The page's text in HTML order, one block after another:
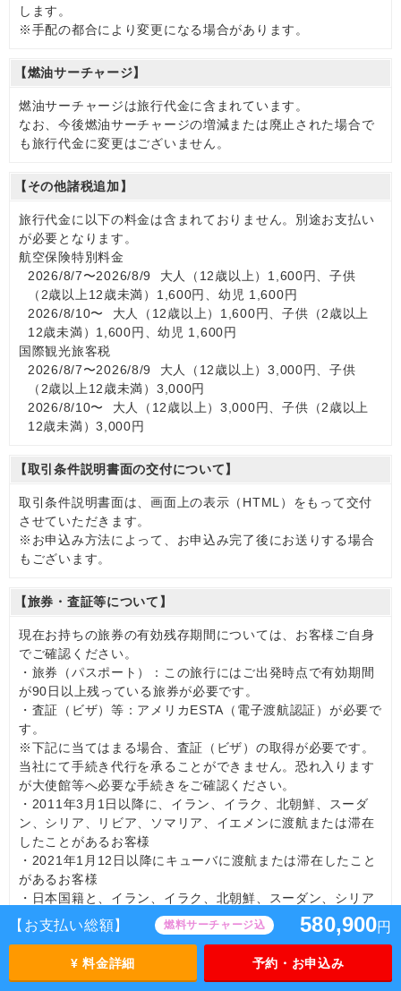
【お支払い総額】 燃料サーチャージ込 580,900円
¥ 料金詳細 予約・お申込み
します。
※手配の都合により変更になる場合があります。
【燃油サーチャージ】
燃油サーチャージは旅行代金に含まれています。
なお、今後燃油サーチャージの増減または廃止された場合で
も旅行代金に変更はございません。
【その他諸税追加】
旅行代金に以下の料金は含まれておりません。別途お支払い
が必要となります。
航空保険特別料金
2026/8/7〜2026/8/9 大人（12歳以上）1,600円、子供
（2歳以上12歳未満）1,600円、幼児 1,600円
2026/8/10〜 大人（12歳以上）1,600円、子供（2歳以上
12歳未満）1,600円、幼児 1,600円
国際観光旅客税
2026/8/7〜2026/8/9 大人（12歳以上）3,000円、子供
（2歳以上12歳未満）3,000円
2026/8/10〜 大人（12歳以上）3,000円、子供（2歳以上
12歳未満）3,000円
【取引条件説明書面の交付について】
取引条件説明書面は、画面上の表示（HTML）をもって交付
させていただきます。
※お申込み方法によって、お申込み完了後にお送りする場合
もございます。
【旅券・査証等について】
現在お持ちの旅券の有効残存期間については、お客様ご自身
でご確認ください。
・旅券（パスポート）：この旅行にはご出発時点で有効期間
が90日以上残っている旅券が必要です。
・査証（ビザ）等：アメリカESTA（電子渡航認証）が必要で
す。
※下記に当てはまる場合、査証（ビザ）の取得が必要です。
当社にて手続き代行を承ることができません。恐れ入ります
が大使館等へ必要な手続きをご確認ください。
・2011年3月1日以降に、イラン、イラク、北朝鮮、スーダ
ン、シリア、リビア、ソマリア、イエメンに渡航または滞在
したことがあるお客様
・2021年1月12日以降にキューバに渡航または滞在したこと
があるお客様
・日本国籍と、イラン、イラク、北朝鮮、スーダン、シリア
のいずれかの国籍をお持ちの二重国籍のお客様
※以上は日本国籍のお客様の場合の条件です。日本国籍以外
の方は、ご自身で、自国の領事館、渡航先国・経由国の領事
館、入国管理事務所にお問い合わせください。